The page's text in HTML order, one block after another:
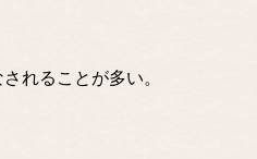
れることが多い。